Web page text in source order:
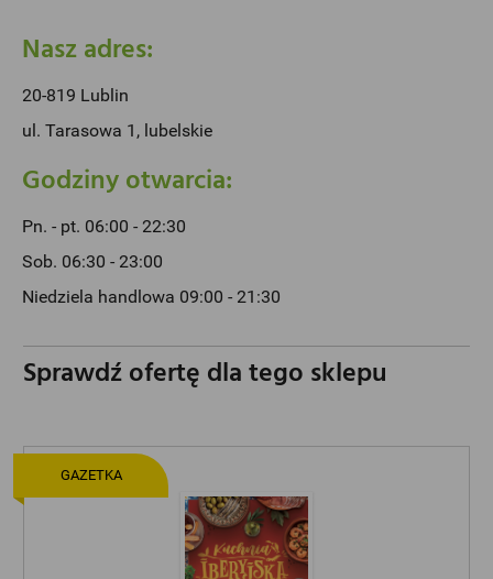
Nasz adres:
20-819 Lublin
ul. Tarasowa 1, lubelskie
Godziny otwarcia:
Pn. - pt. 06:00 - 22:30
Sob. 06:30 - 23:00
Niedziela handlowa 09:00 - 21:30
Sprawdź ofertę dla tego sklepu
GAZETKA